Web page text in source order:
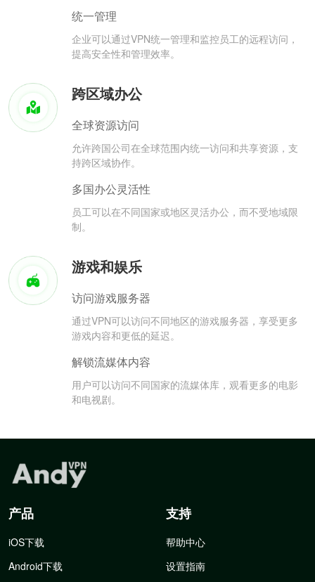
统一管理
企业可以通过VPN统一管理和监控员工的远程访问，
提高安全性和管理效率。
跨区域办公
全球资源访问
允许跨国公司在全球范围内统一访问和共享资源，支
持跨区域协作。
多国办公灵活性
员工可以在不同国家或地区灵活办公，而不受地域限
制。
游戏和娱乐
访问游戏服务器
通过VPN可以访问不同地区的游戏服务器，享受更多
游戏内容和更低的延迟。
解锁流媒体内容
用户可以访问不同国家的流媒体库，观看更多的电影
和电视剧。
产品
iOS下载
Android下载
支持
帮助中心
设置指南